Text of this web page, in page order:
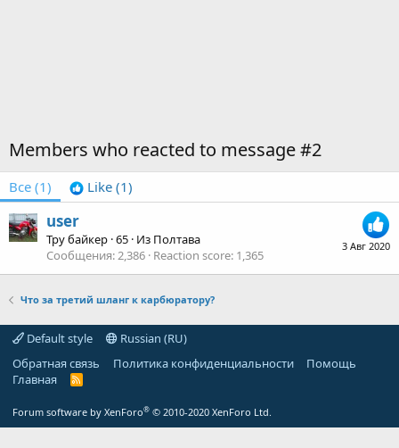
Members who reacted to message #2
Все (1) Like (1)
3 Авг 2020
user
Тру байкер ·65 · Из Полтава
Сообщения 2,386 Reaction score 1,365
Что за третий шланг к карбюратору?
Default style
Russian (RU)
Обратная связь
Политика конфиденциальности
Помощь
Главная
R
Forum software by XenForo® © 2010-2020 XenForo Ltd.